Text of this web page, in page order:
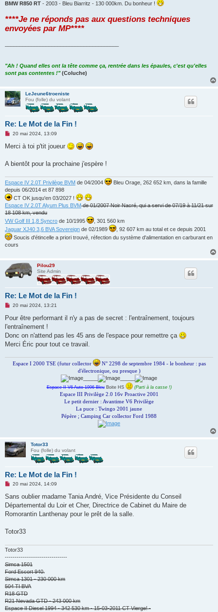
BMW R850 RT - 2003 - Bleu Biarritz - 130 000km. Du bonheur !
****Je ne réponds pas aux questions techniques
envoyées par MP****
"Ah ! Quand elles ont la tête comme ça, rentrée dans les épaules, c'est qu'elles
sont pas contentes !" (Coluche)
LeJeune6troeniste
Fou (folle) du volant
Re: Le Mot de la Fin !
M
s
g
n
l
u
20 mai 2024, 13:09
Merci à toi p'tit joueur
A bientôt pour la prochaine j'espère !
Espace IV 2.0T Privilège BVM de 04/2004
Bleu Orage, 262 652 km, dans la famille
depuis 06/2014 et 87 898
CT OK jusqu'en 03/2027 !
Espace IV 2.0T Alyum Plus BVMde 01/2007 Noir Nacré, qui a servi de 07/19 à 11/21 sur
18 108 km, vendu
VW Golf III 1,8 Syncro de 10/1995
, 301 560 km
Jaguar XJ40 3,6 BVA Sovereign de 02/1989
, 92 607 km au total et ce depuis 2001
Soucis d'étincelle a priori trouvé, réfection du système d'alimentation en carburant en
cours
Pilou29
Site Admin
Re: Le Mot de la Fin !
M
s
a
g
n
n
20 mai 2024, 13:21
Pour être performant il n'y a pas de secret : l'entraînement, toujours
l'entraînement !
Donc on n'attend pas les 45 ans de l'espace pour remettre ça
Merci Éric pour tout ce travail.
Espace I 2000 TSE (futur collector
N° 2298 de septembre 1984 - le bonheur : pas
d'électronique, ou presque )
Espace II V6 Auto 1996 Bleu Boite HS (Parti à la casse !)
Espace III Privilège 2.0 16v Proactive 2001
Le petit dernier : Avantime V6 Privilège
La puce : Twingo 2001 jaune
Pépère ; Camping Car collector Ford 1988
Totor33
Fou (folle) du volant
Re: Le Mot de la Fin !
M
s
a
g
o
u
20 mai 2024, 14:09
Sans oublier madame Tania André, Vice Présidente du Conseil
Départemental du Loir et Cher, Directrice de Cabinet du Maire de
Romorantin Lanthenay pour le prêt de la salle.
Totor33
Totor33
--------------------------------
Simca 1501
Ford Escort 940.
Simca 1301 - 230 000 km
504 TI BVA
R18 GTD
R21 Nevada GTD - 243 000 km
Espace II Diesel 1994 - 342 530 km - 15-03-2011 CT Vierge! -